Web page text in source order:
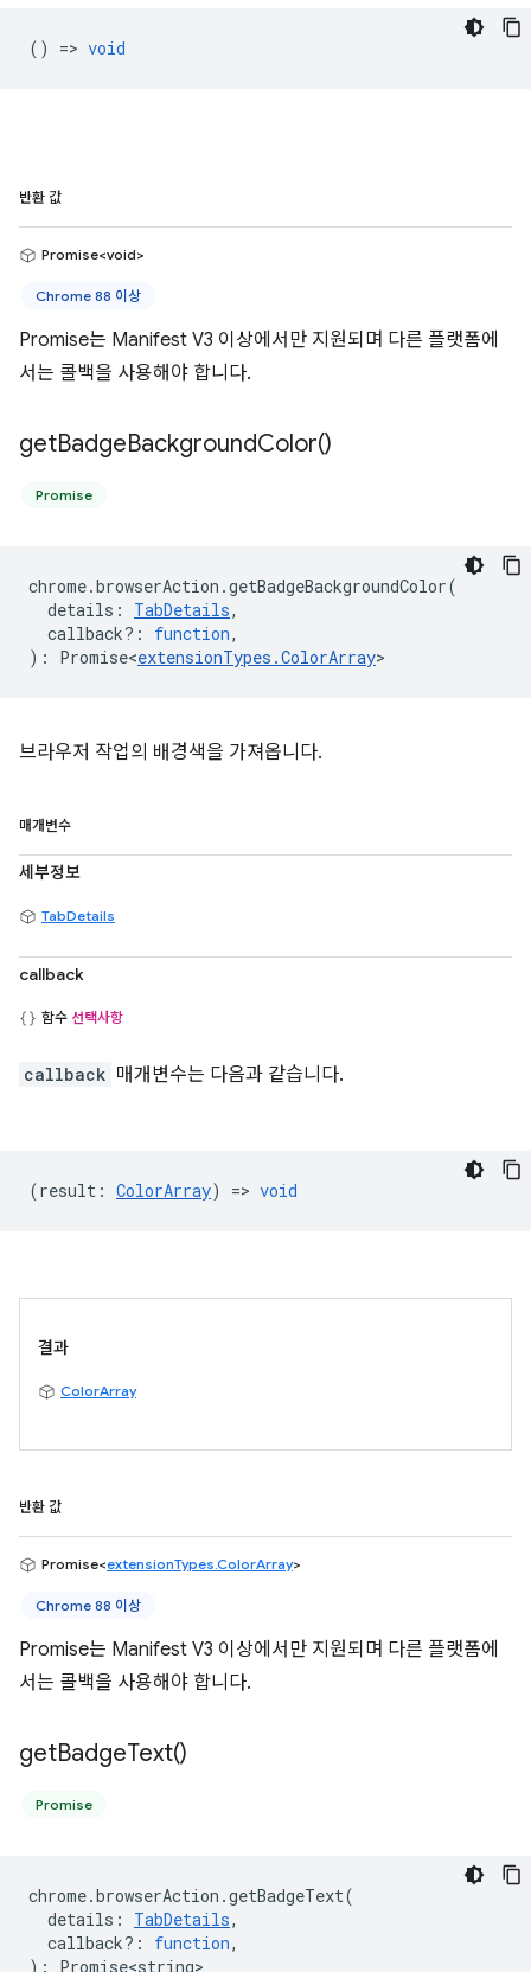
() => void
반환 값
Promise<void>
Chrome 88 이상
Promise는 Manifest V3 이상에서만 지원되며 다른 플랫폼에
서는 콜백을 사용해야 합니다.
getBadgeBackgroundColor()
Promise
chrome.browserAction .getBadgeBackgroundColor(
details : TabDetails,
callback? : function,
) : Promise<extensionTypes .ColorArray>
브라우저 작업의 배경색을 가져옵니다.
매개변수
세부정보
TabDetails
callback
함수 선택사항
callback 매개변수는 다음과 같습니다.
(result : ColorArray) => void
결과
ColorArray
반환 값
Promise<extensionTypes.ColorArray>
Chrome 88 이상
Promise는 Manifest V3 이상에서만 지원되며 다른 플랫폼에
서는 콜백을 사용해야 합니다.
getBadgeText()
Promise
chrome.browserAction .getBadgeText(
details : TabDetails,
callback? : function,
) : Promise<string>